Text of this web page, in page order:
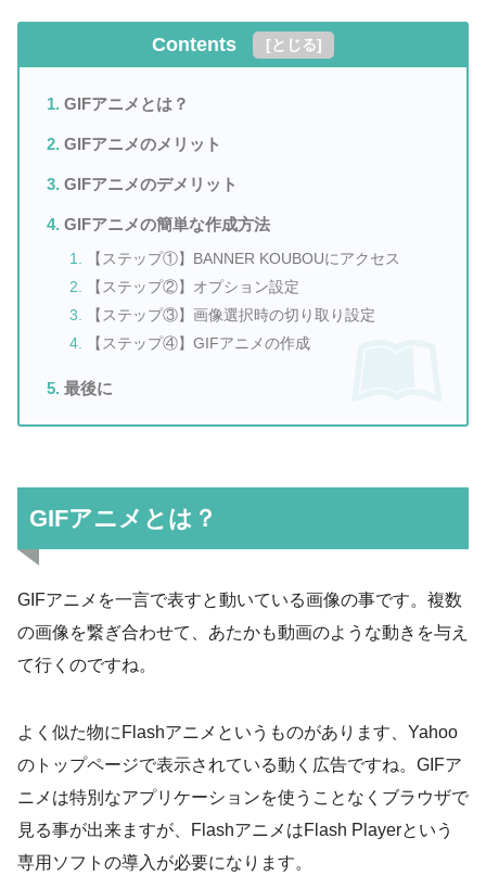
Contents [とじる]
GIFアニメとは？
GIFアニメのメリット
GIFアニメのデメリット
GIFアニメの簡単な作成方法
【ステップ①】BANNER KOUBOUにアクセス
【ステップ②】オプション設定
【ステップ③】画像選択時の切り取り設定
【ステップ④】GIFアニメの作成
最後に
GIFアニメとは？
GIFアニメを一言で表すと動いている画像の事です。複数
の画像を繋ぎ合わせて、あたかも動画のような動きを与え
て行くのですね。
よく似た物にFlashアニメというものがあります、Yahoo
のトップページで表示されている動く広告ですね。GIFア
ニメは特別なアプリケーションを使うことなくブラウザで
見る事が出来ますが、FlashアニメはFlash Playerという
専用ソフトの導入が必要になります。